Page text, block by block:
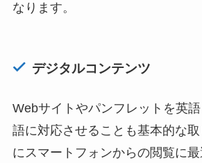
なります。
デジタルコンテンツ
Webサイトやパンフレットを英
語に対応させることも基本的な
にスマートフォンからの閲覧に